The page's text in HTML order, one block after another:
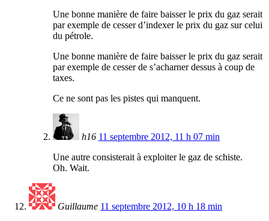
Une bonne manière de faire baisser le prix du gaz serait
par exemple de cesser d’indexer le prix du gaz sur celui
du pétrole.
Une bonne manière de faire baisser le prix du gaz serait
par exemple de cesser de s’acharner dessus à coup de
taxes.
Ce ne sont pas les pistes qui manquent.
h16 11 septembre 2012, 11 h 07 min
Une autre consisterait à exploiter le gaz de schiste.
Oh. Wait.
Guillaume 11 septembre 2012, 10 h 18 min